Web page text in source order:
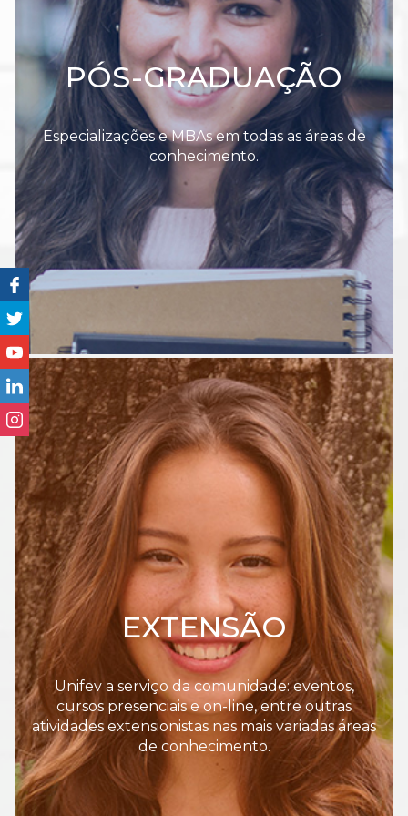
PÓS-GRADUAÇÃO
Especializações e MBAs em todas as áreas de
conhecimento.
EXTENSÃO
Unifev a serviço da comunidade: eventos,
cursos presenciais e on-line, entre outras
atividades extensionistas nas mais variadas áreas
de conhecimento.